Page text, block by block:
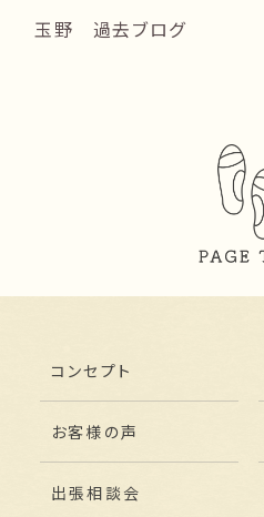
玉野 過去ブログ
コンセプト
お客様の声
出張相談会